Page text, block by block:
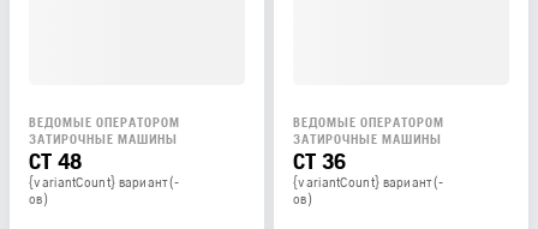
ВЕДОМЫЕ ОПЕРАТОРОМ
ЗАТИРОЧНЫЕ МАШИНЫ
CT 48
{variantCount} вариант(-
ов)
ВЕДОМЫЕ ОПЕРАТОРОМ
ЗАТИРОЧНЫЕ МАШИНЫ
CT 36
{variantCount} вариант(-
ов)